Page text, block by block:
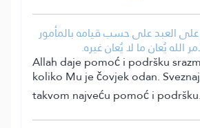
على العبد على حسب قيامه بالمأمور
الله يُعان ما لا يُعان غيره.
Allah daje pomoć i podršku
koliko Mu je čovjek odan.
takvom najveću pomoć i podršku.